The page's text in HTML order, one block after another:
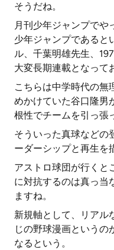
そうだね。
月刊少年ジャンプでや
少年ジャンプであると
ル、千葉明雄先生、
大変長期連載となって
こちらは中学時代の無
めかけていた谷口隆男
根性でチームを引っ張
そういった真球などの
ーダーシップと再生を
アストロ球団が行くと
に対抗するのは真っ当
ますね。
新規軸として、リアル
じの野球漫画というの
なるという。